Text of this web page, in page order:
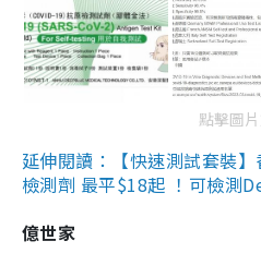
點擊圖
延伸閱讀：【快速測試套裝
檢測劑 最平$18起 ！可檢測
億世家